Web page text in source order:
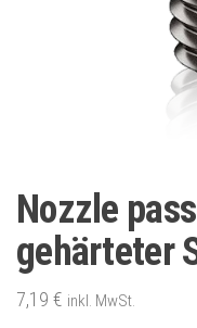
Nozzle
gehärteter
7,19 € inkl. MwSt.